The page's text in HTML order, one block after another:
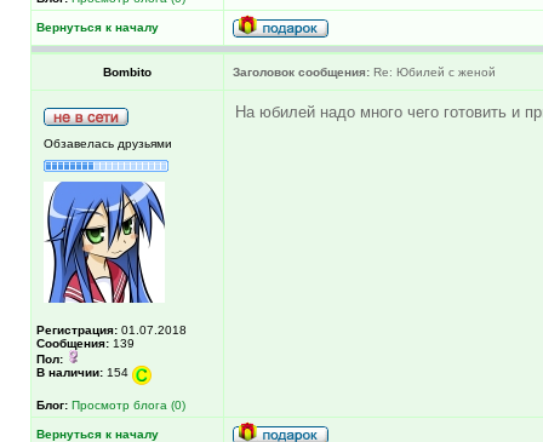
Вернуться к началу
Bombito Заголовок сообщения: Re: Юбилей с женой
Обзавелась друзьями
Регистрация: 01.07.2018
Сообщения: 139
Пол:
В наличии: 154
Блог: Просмотр блога (0)
На юбилей надо много чего готовить и
Вернуться к началу